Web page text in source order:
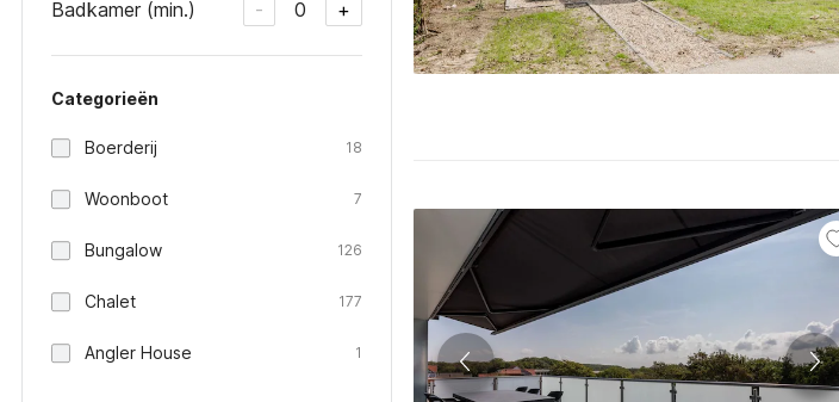
Badkamer (min.) - 0 +
Categorieën
Boerderij 18
Woonboot 7
Bungalow 126
Chalet 177
Angler House 1